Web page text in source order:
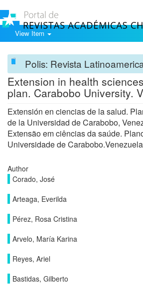
View Item
Polis: Revista
Extension in health
plan. Carabobo University.
Extensión en ciencias de la salud.
de la Universidad de Carabobo,
Extensão em ciências da saúde.
Universidade de Carabobo.Venezuela
Author
Corado, José
Arteaga, Everilda
Pérez, Rosa Cristina
Arvelo, María Karina
Reyes, Ariel
Bastidas, Gilberto